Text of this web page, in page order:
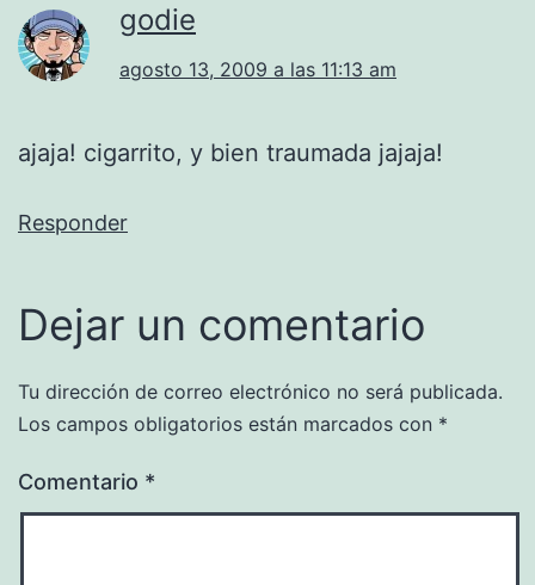
godie
agosto 13, 2009 a las 11:13 am
ajaja! cigarrito, y bien traumada jajaja!
Responder
Dejar un comentario
Tu dirección de correo electrónico no será publicada.
Los campos obligatorios están marcados con *
Comentario *